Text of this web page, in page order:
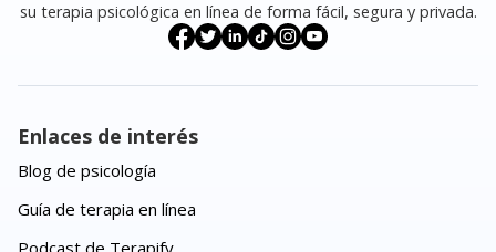
su terapia psicológica en línea de forma fácil, segura y privada.
Enlaces de interés
Blog de psicología
Guía de terapia en línea
Podcast de Terapify